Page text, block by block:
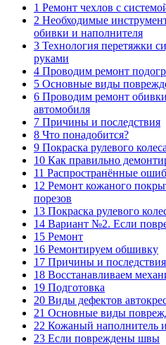
1 Ремонт чехлов с
2 Необходимые
обивки и наполнителя
3 Технология перетяжки
руками
4 Проводим ремонт
5 Основные виды
6 Проводим ремонт
автомобиля
7 Причины и последствия
8 Что понадобится?
9 Покраска рулевого колеса
10 Как правильно
11 Распространённые
12 Ремонт кожаного
порезов
13 Покраска рулевого
14 Вариант №2. Если
15 Ремонт
16 Ремонтируем обшивку
17 Причины и последствия
18 Восстанавливаем
19 Подготовка
20 Виды дефектов
21 Основные виды
22 Кожаный наполнитель
23 Если повреждены швы